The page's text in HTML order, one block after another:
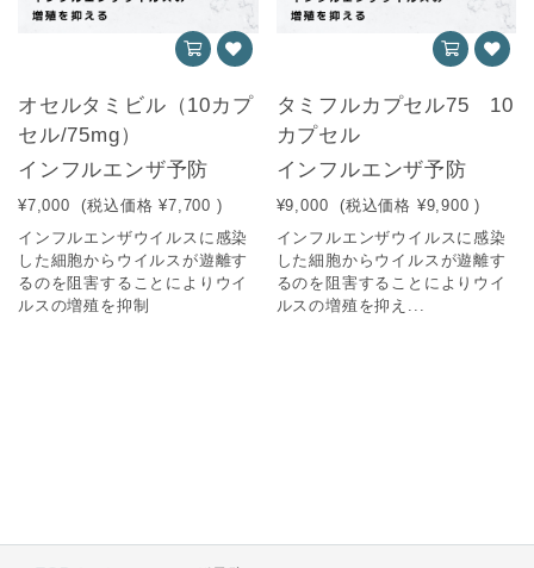
オセルタミビル（10カプ
セル/75mg）
インフルエンザ予防
¥7,000 (税込価格 ¥7,700 )
インフルエンザウイルスに感染
した細胞からウイルスが遊離す
るのを阻害することによりウイ
ルスの増殖を抑制
タミフルカプセル75 10
カプセル
インフルエンザ予防
¥9,000 (税込価格 ¥9,900 )
インフルエンザウイルスに感染
した細胞からウイルスが遊離す
るのを阻害することによりウイ
ルスの増殖を抑え...